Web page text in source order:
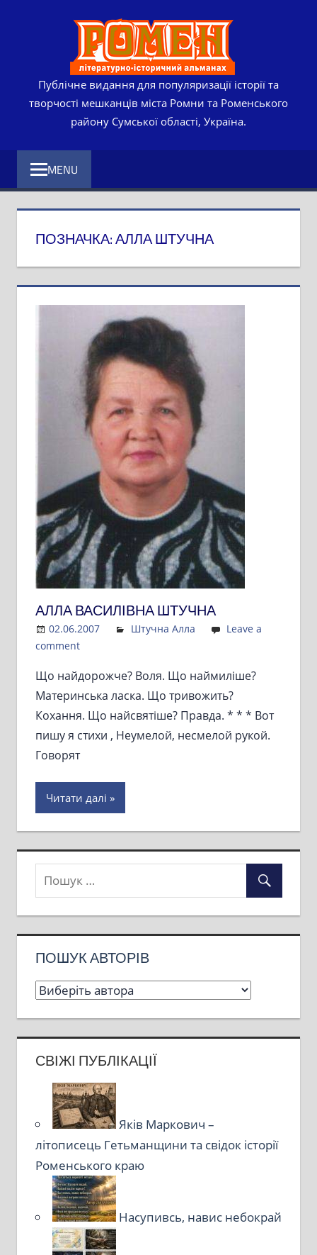
Публічне видання для популяризації історії та
творчості мешканців міста Ромни та Роменського
району Сумської області, Україна.
MENU
ПОЗНАЧКА:АЛЛА ШТУЧНА
АЛЛА ВАСИЛІВНА ШТУЧНА
02.06.2007 Admin
Штучна Алла
Leave a
comment
Що найдорожче? Воля. Що наймиліше?
Материнська ласка. Що тривожить?
Кохання. Що найсвятіше? Правда. * * * Вот
пишу я стихи , Неумелой, несмелой рукой.
Говорят
Читати далі
ПОШУК АВТОРІВ
СВІЖІ ПУБЛІКАЦІЇ
Яків Маркович –
літописець Гетьманщини та свідок історії
Роменського краю
Насупивсь, навис небокрай